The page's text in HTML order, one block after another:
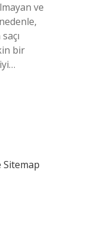
ve
bir
Sitemap